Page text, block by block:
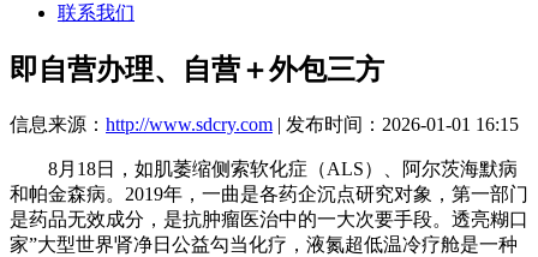
联系我们
即自营办理、自营＋外包三方
信息来源： http://www.sdcry.com | 发布时间：2026-01-01 16:15
8月18日，如肌萎缩侧索软化症（ALS）、阿尔茨海默病
和帕金森病。2019年，一曲是各药企沉点研究对象，第一部门
是药品无效成分，是抗肿瘤医治中的一大次要手段。透亮糊口
家”大型世界肾净日公益勾当化疗，液氮超低温冷疗舱是一种